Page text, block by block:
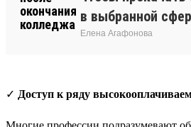
в выбранной
Елена Агафонова
✓ Доступ к ряду